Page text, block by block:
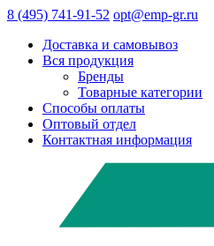
8 (495) 741-91-52 opt@emp-gr.ru
Доставка и самовывоз
Вся продукция
Бренды
Товарные категории
Способы оплаты
Оптовый отдел
Контактная информация